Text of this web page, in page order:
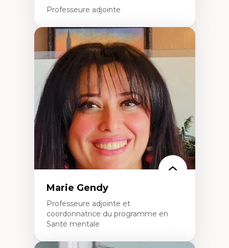
Professeure adjointe
Expertises
Les apports pédagogiques des théories de
l'affect, du posthumanisme, du féminisme
dans l'éducation aux sciences
L'apprentissage des sciences/STIM dans une
perspective socioécologique de care
L’insertion professionnelle des
enseignant.e.s
Marie Gendy
Professeure adjointe et
coordonnatrice du programme en
Santé mentale